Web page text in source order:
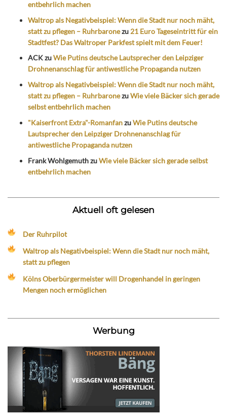
entbehrlich machen
Waltrop als Negativbeispiel: Wenn die Stadt nur noch mäht,
statt zu pflegen – Ruhrbaronezu 21 Euro Tageseintritt für ein
Stadtfest? Das Waltroper Parkfest spielt mit dem Feuer!
ACKzuWie Putins deutsche Lautsprecher den Leipziger
Drohnenanschlag für antiwestliche Propaganda nutzen
Waltrop als Negativbeispiel: Wenn die Stadt nur noch mäht,
statt zu pflegen – RuhrbaronezuWie viele Bäcker sich gerade
selbst entbehrlich machen
"Kaiserfront Extra"-RomanfanzuWie Putins deutsche
Lautsprecher den Leipziger Drohnenanschlag für
antiwestliche Propaganda nutzen
Frank WohlgemuthzuWie viele Bäcker sich gerade selbst
entbehrlich machen
Aktuell oft gelesen
Der Ruhrpilot
Waltrop als Negativbeispiel: Wenn die Stadt nur noch mäht,
statt zu pflegen
Kölns Oberbürgermeister will Drogenhandel in geringen
Mengen noch ermöglichen
Werbung